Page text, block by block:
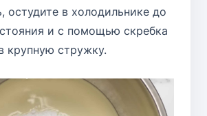
остудите в холодильнике до
и с помощью скребка
крупную стружку.